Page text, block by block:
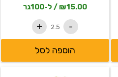
₪15.00 / ל-100גר
-
+
הוספה לסל
בעמוד
המוצר